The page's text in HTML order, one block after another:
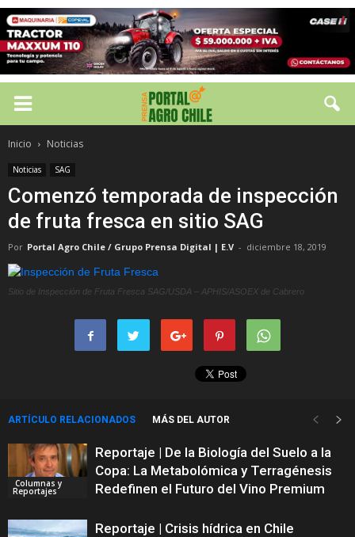
Inicio Noticias
Noticias SAG
Comenzó temporada de inspección
de fruta fresca en sitio SAG
Por Portal Agro Chile / Grupo Prensa Digital | E.V - diciembre 18, 2019
Sitio de Inspección de Fruta Fresca SAG/USDA – APHIS/ASOEX de Cabrero
ARTÍCULO RELACIONADOS MÁS DEL AUTOR
Columnas y
Reportajes
Reportaje | De la Biología del Suelo a la
Copa: La Metabolómica y Terragénesis
Redefinen el Futuro del Vino Premium
Reportaje | Crisis hídrica en Chile